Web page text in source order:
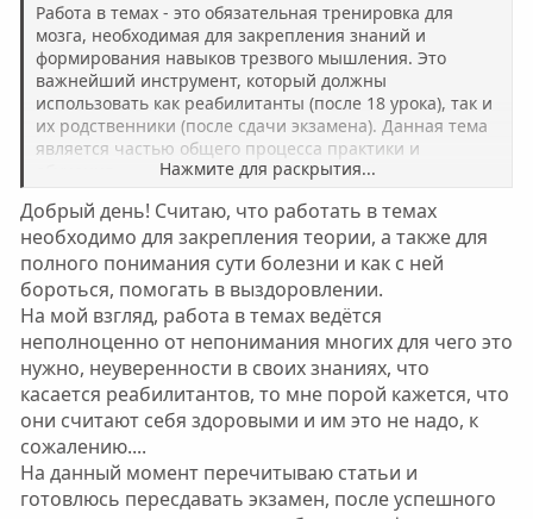
Работа в темах - это обязательная тренировка для
мозга, необходимая для закрепления знаний и
формирования навыков трезвого мышления. Это
важнейший инструмент, который должны
использовать как реабилитанты (после 18 урока), так и
их родственники (после сдачи экзамена). Данная тема
является частью общего процесса практики и
Навигация по материалам для работы в темах:
"По поводу работы в темах"- почему теория без
практики не меняет мышление и как перенести
знания в глубинную память.
"Шаблон работы в темах" - пошаговый алгоритм: от
разбора анкет и выявления рычагов давления до
правил безопасности.
"Всё та же тема о работе в темах"- организационные
требования: нормы активности, отчетность и
последствия саботажа.
"Почему реабилитанты не работают в темах гостей?"
разбор страхов, отговорок и того, почему помощь
новичкам - лучший индикатор зрелости.
Нажмите для раскрытия...
Добрый день! Считаю, что работать в темах
необходимо для закрепления теории, а также для
полного понимания сути болезни и как с ней
бороться, помогать в выздоровлении.
На мой взгляд, работа в темах ведётся
неполноценно от непонимания многих для чего это
нужно, неуверенности в своих знаниях, что
касается реабилитантов, то мне порой кажется, что
они считают себя здоровыми и им это не надо, к
сожалению....
На данный момент перечитываю статьи и
готовлюсь пересдавать экзамен, после успешного